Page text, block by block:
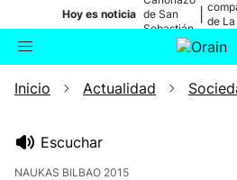
Hoy es noticia de San
Sebastián
de La
Buscador
Inicio Actualidad
Escuchar
NAUKAS BILBAO 2015